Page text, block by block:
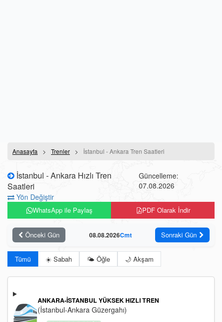
Anasayfa Trenler İstanbul - Ankara Tren Saatleri
İstanbul - Ankara Hızlı Tren
Saatleri
Yön Değiştir
Güncelleme:
07.08.2026
WhatsApp ile Paylaş PDF Olarak İndir
Önceki Gün 08.08.2026Cmt Sonraki Gün
Tümü ☀️ Sabah 🌤️ Öğle 🌙 Akşam
ANKARA-İSTANBUL YÜKSEK HIZLI TREN
(İstanbul-Ankara Güzergahı)